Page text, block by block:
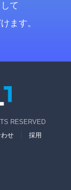
て
ます。
RESERVED
せ 採用